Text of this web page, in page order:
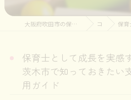
大阪府吹田市の保育士の求人なら社会福祉法人耀き福祉会 コラム 保育士とし
保育士として成長を実感
茨木市で知っておきたい
用ガイド